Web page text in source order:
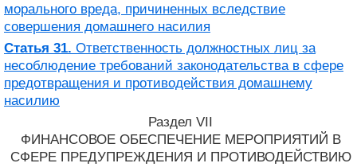
морального вреда, причиненных вследствие
совершения домашнего насилия
Статья 31. Ответственность должностных лиц за
несоблюдение требований законодательства в сфере
предотвращения и противодействия домашнему
насилию
Раздел VII
ФИНАНСОВОЕ ОБЕСПЕЧЕНИЕ МЕРОПРИЯТИЙ В
СФЕРЕ ПРЕДУПРЕЖДЕНИЯ И ПРОТИВОДЕЙСТВИЮ